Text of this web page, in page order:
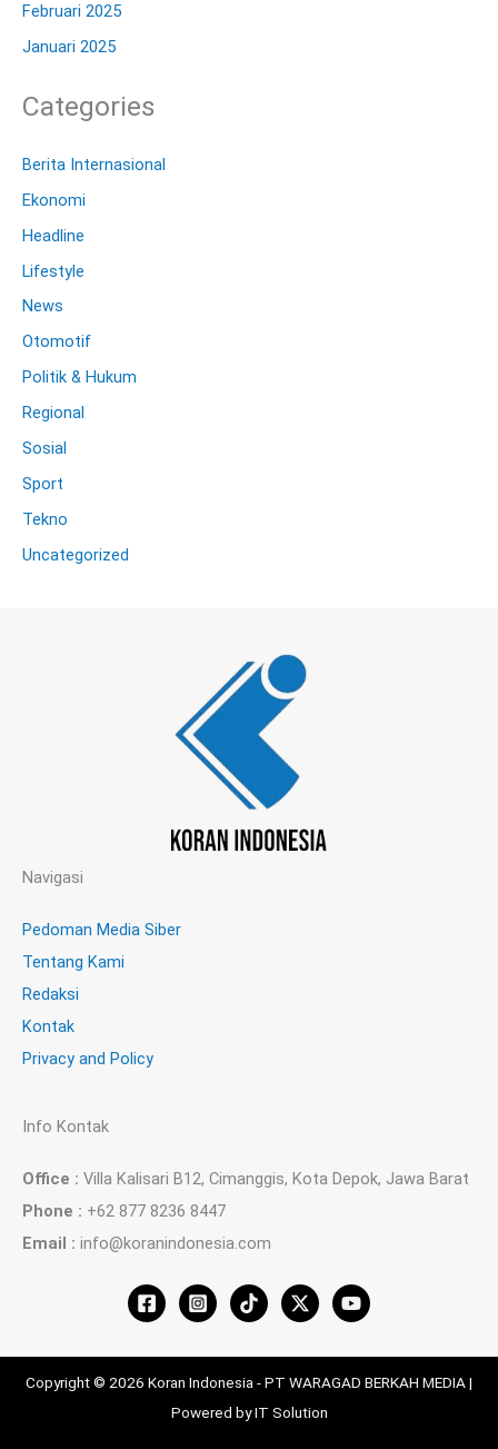
Februari 2025
Januari 2025
Categories
Berita Internasional
Ekonomi
Headline
Lifestyle
News
Otomotif
Politik & Hukum
Regional
Sosial
Sport
Tekno
Uncategorized
Navigasi
Pedoman Media Siber
Tentang Kami
Redaksi
Kontak
Privacy and Policy
Info Kontak
Office : Villa Kalisari B12, Cimanggis, Kota Depok, Jawa Barat
Phone : +62 877 8236 8447
Email : info@koranindonesia.com
Copyright © 2026 Koran Indonesia - PT WARAGAD BERKAH MEDIA |
Powered by IT Solution